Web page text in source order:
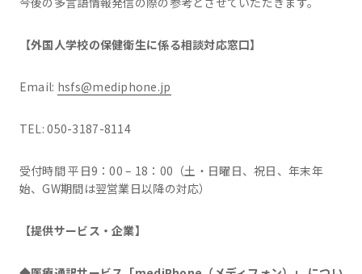
【外国人学校の保健衛生に係る相談対応窓口】
Email: hsfs@mediphone.jp
TEL: 050-3187-8114
受付時間 平日9：00 – 18：00（土・日曜日、祝日、年末年
始、GW期間は翌営業日以降の対応）
【提供サービス・企業】